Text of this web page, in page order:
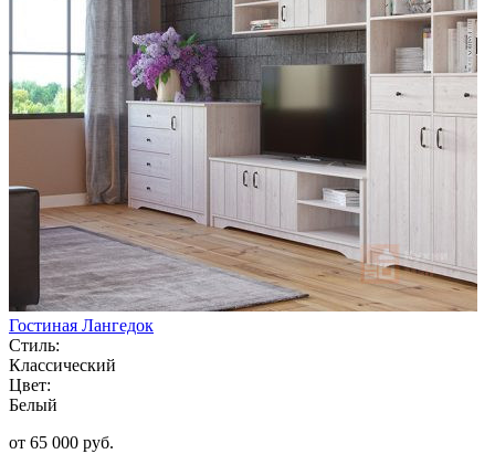
Гостиная Лангедок
Стиль:
Классический
Цвет:
Белый
от 65 000 руб.